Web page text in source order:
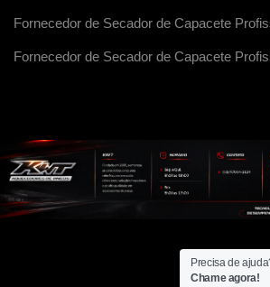
Fornecedor de Secador de Capacete
Fornecedor de Secador de Capacete
Precisa de
Chame agora!